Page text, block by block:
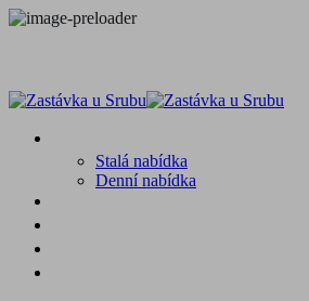
Stalá nabídka
Denní nabídka